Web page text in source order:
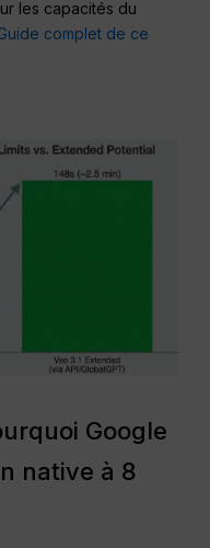
les capacités du
complet de ce
Google
native à 8